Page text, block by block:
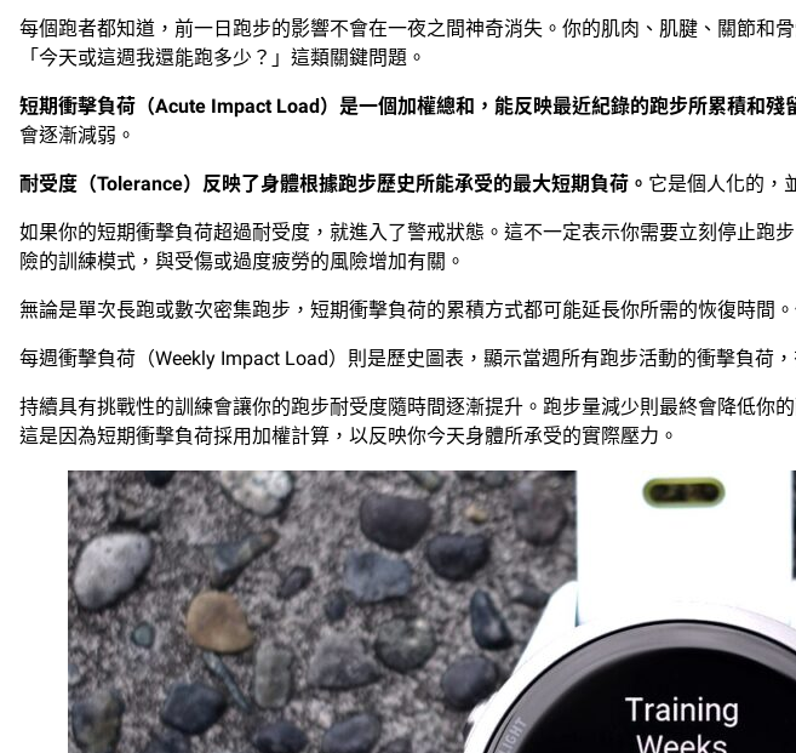
每個跑者都知道，前一日跑步的影響不會在一夜之間神奇消失。你的肌肉、肌腱、關節
「今天或這週我還能跑多少？」這類關鍵問題。
短期衝擊負荷 （Acute Impact Load） 是一個加權總和，能反映最近紀錄的跑步所累積和殘
會逐漸減弱。
耐受度（Tolerance）反映了身體根據跑步歷史所能承受的最大短期負荷。 它是個人化的，
如果你的短期衝擊負荷超過耐受度，就進入了警戒狀態。這不一定表示你需要立刻停止
險的訓練模式，與受傷或過度疲勞的風險增加有關。
無論是單次長跑或數次密集跑步，短期衝擊負荷的累積方式都可能延長你所需的恢復時間
每週衝擊負荷（Weekly Impact Load）則是歷史圖表，顯示當週所有跑步活動的衝擊負荷
持續具有挑戰性的訓練會讓你的跑步耐受度隨時間逐漸提升。跑步量減少則最終會降低你
這是因為短期衝擊負荷採用加權計算，以反映你今天身體所承受的實際壓力。